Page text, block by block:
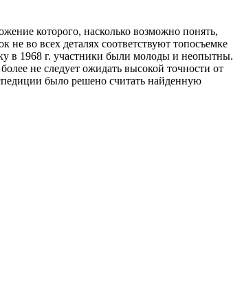
которого, насколько возможно понять,
во всех деталях соответствуют топосъемке
в 1968 г. участники были молоды и неопытны.
не следует ожидать высокой точности от
было решено считать найденную